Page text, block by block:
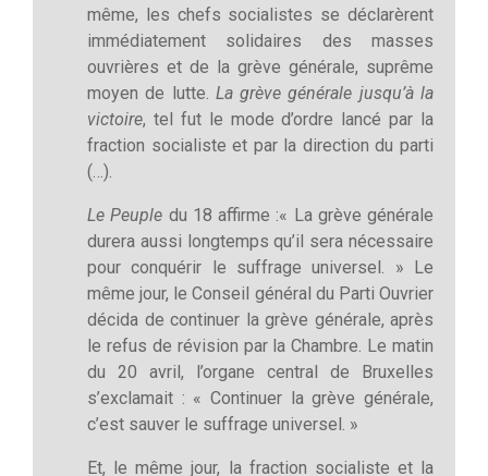
même, les chefs socialistes se déclarèrent
immédiatement solidaires des masses
ouvrières et de la grève générale, suprême
moyen de lutte. La grève générale jusqu’à la
victoire, tel fut le mode d’ordre lancé par la
fraction socialiste et par la direction du parti
(…).
Le Peuple du 18 affirme :« La grève générale
durera aussi longtemps qu’il sera nécessaire
pour conquérir le suffrage universel. » Le
même jour, le Conseil général du Parti Ouvrier
décida de continuer la grève générale, après
le refus de révision par la Chambre. Le matin
du 20 avril, l’organe central de Bruxelles
s’exclamait : « Continuer la grève générale,
c’est sauver le suffrage universel. »
Et, le même jour, la fraction socialiste et la